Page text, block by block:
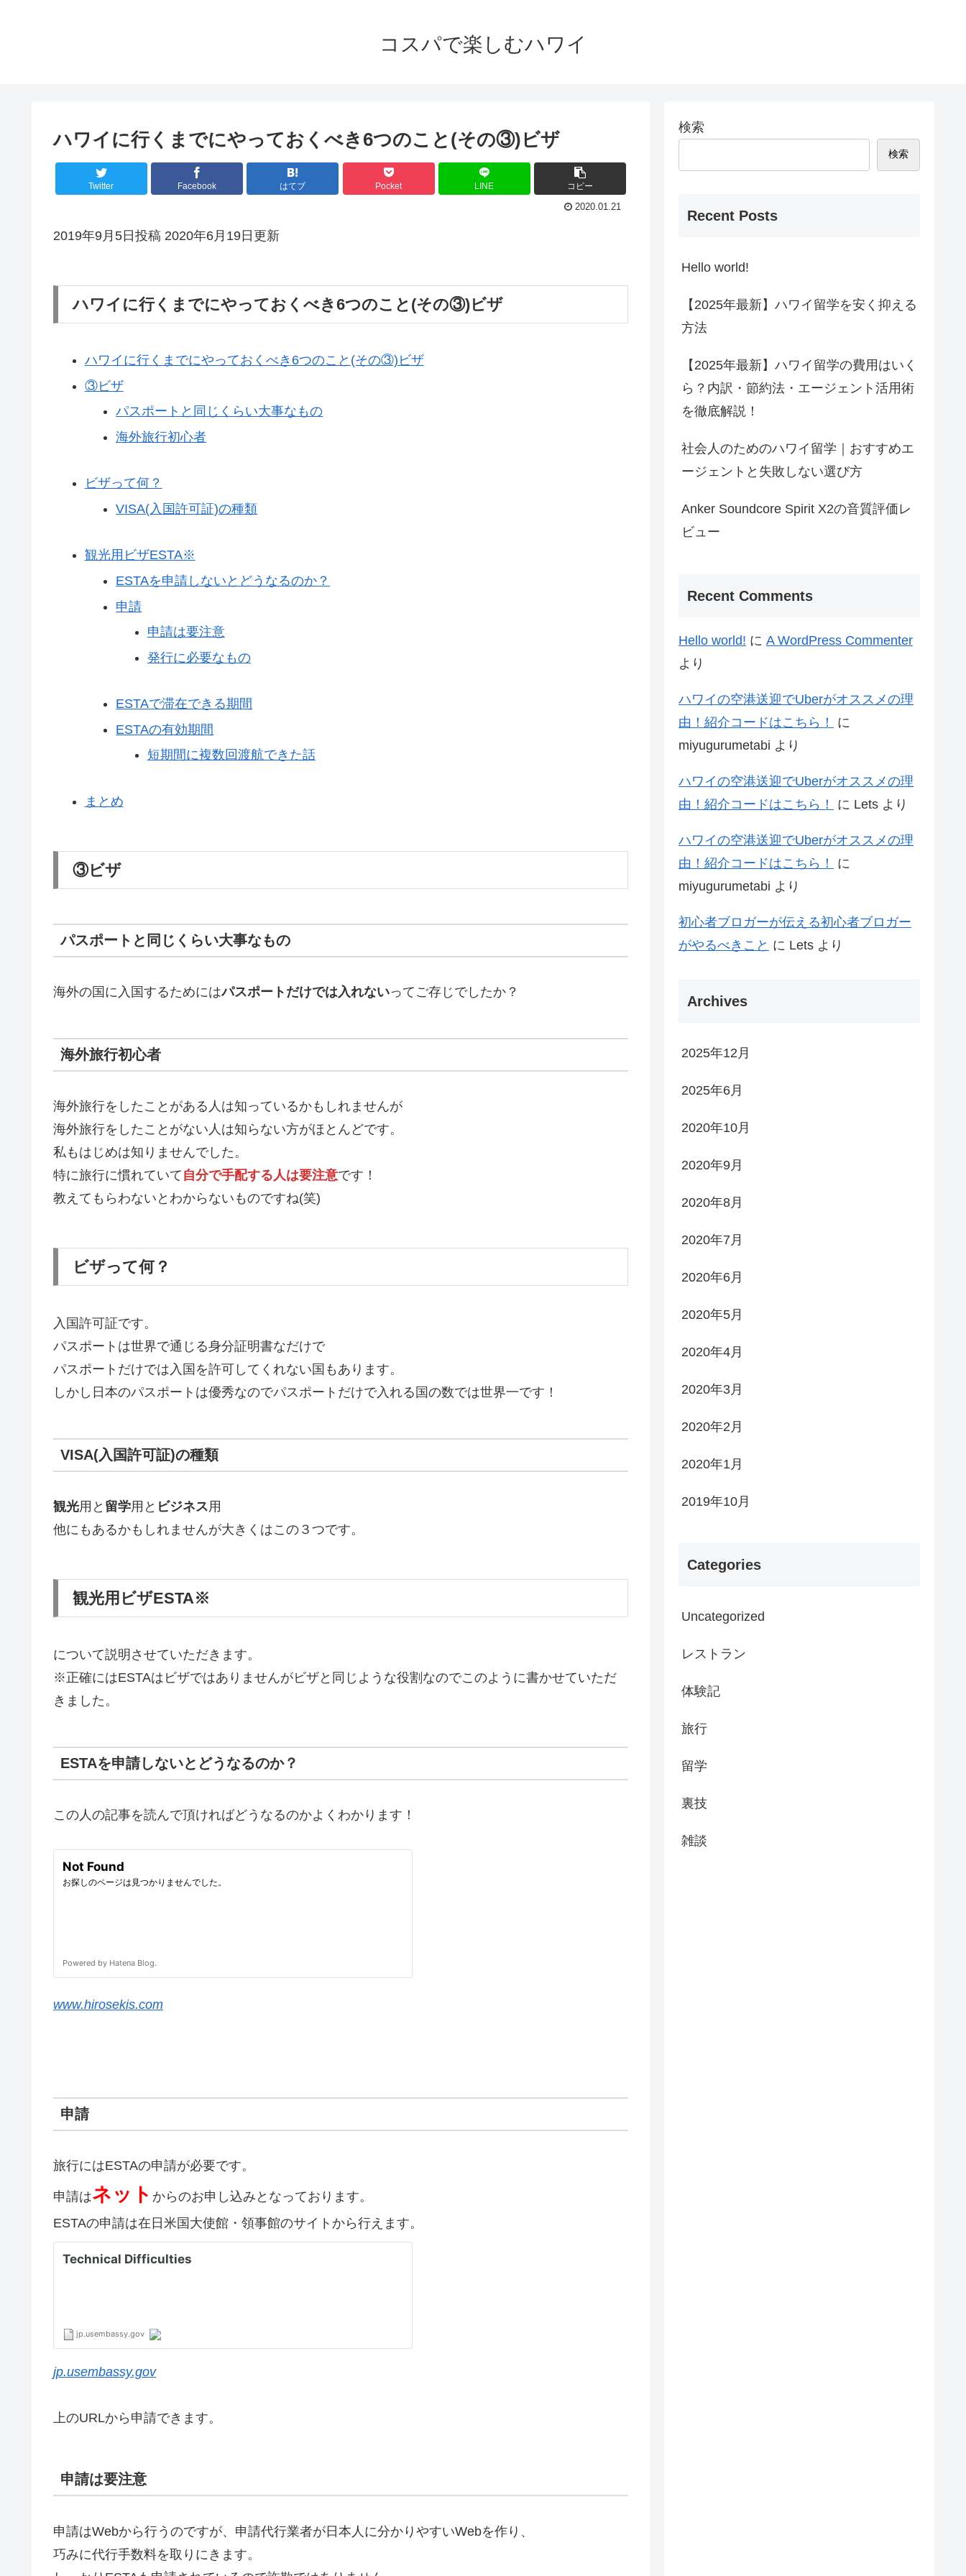
コスパで楽しむハワイ
ハワイに行くまでにやっておくべき6つのこと(その③)ビザ
Twitter Facebook はてブ Pocket LINE コピー
2020.01.21
2019年9月5日投稿 2020年6月19日更新
ハワイに行くまでにやっておくべき6つのこと(その③)ビザ
ハワイに行くまでにやっておくべき6つのこと(その③)ビザ
③ビザ
パスポートと同じくらい大事なもの
海外旅行初心者
ビザって何？
VISA(入国許可証)の種類
観光用ビザESTA※
ESTAを申請しないとどうなるのか？
申請
申請は要注意
発行に必要なもの
ESTAで滞在できる期間
ESTAの有効期間
短期間に複数回渡航できた話
まとめ
③ビザ
パスポートと同じくらい大事なもの
海外の国に入国するためにはパスポートだけでは入れないってご存じでしたか？
海外旅行初心者
海外旅行をしたことがある人は知っているかもしれませんが
海外旅行をしたことがない人は知らない方がほとんどです。
私もはじめは知りませんでした。
特に旅行に慣れていて 自分で手配する人は要注意です！
教えてもらわないとわからないものですね(笑)
ビザって何？
入国許可証です。
パスポートは世界で通じる身分証明書なだけで
パスポートだけでは入国を許可してくれない国もあります。
しかし日本のパスポートは優秀なのでパスポートだけで入れる国の数では世界一です！
VISA(入国許可証)の種類
観光用と 留学用と ビジネス用
他にもあるかもしれませんが大きくはこの３つです。
観光用ビザESTA※
について説明させていただきます。
※正確にはESTAはビザではありませんがビザと同じような役割なのでこのように書かせていただ
きました。
ESTAを申請しないとどうなるのか？
この人の記事を読んで頂ければどうなるのかよくわかります！
www.hirosekis.com
申請
旅行にはESTAの申請が必要です。
申請はネット からのお申し込みとなっております。
ESTAの申請は在日米国大使館・領事館のサイトから行えます。
jp.usembassy.gov
上のURLから申請できます。
申請は要注意
申請はWebから行うのですが、申請代行業者が日本人に分かりやすいWebを作り、
巧みに代行手数料を取りにきます。
検索
検索
Recent Posts
Hello world!
【2025年最新】ハワイ留学を安く抑える
方法
【2025年最新】ハワイ留学の費用はいく
ら？内訳・節約法・エージェント活用術
を徹底解説！
社会人のためのハワイ留学｜おすすめエ
ージェントと失敗しない選び方
Anker Soundcore Spirit X2の音質評価レ
ビュー
Recent Comments
Hello world! に A WordPress Commenter
より
ハワイの空港送迎でUberがオススメの理
由！紹介コードはこちら！
に
miyugurumetabi より
ハワイの空港送迎でUberがオススメの理
由！紹介コードはこちら！
に Lets より
ハワイの空港送迎でUberがオススメの理
由！紹介コードはこちら！
に
miyugurumetabi より
初心者ブロガーが伝える初心者ブロガー
がやるべきこと に Lets より
Archives
2025年12月
2025年6月
2020年10月
2020年9月
2020年8月
2020年7月
2020年6月
2020年5月
2020年4月
2020年3月
2020年2月
2020年1月
2019年10月
Categories
Uncategorized
レストラン
体験記
旅行
留学
裏技
雑談